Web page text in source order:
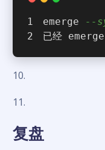
emerge
--
已经 emerge
10.
11.
复盘